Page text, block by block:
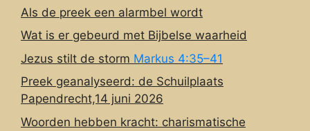
Als de preek een alarmbel wordt
Wat is er gebeurd met Bijbelse waarheid
Jezus stilt de storm Markus 4:35–41
Preek geanalyseerd: de Schuilplaats
Papendrecht,14 juni 2026
Woorden hebben kracht: charismatische